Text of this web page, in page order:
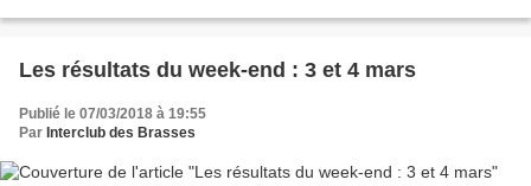
Les résultats du week-end : 3 et 4 mars
Publié le 07/03/2018 à 19:55
Par Interclub des Brasses